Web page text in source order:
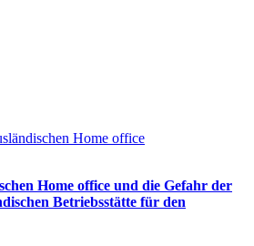
Home office und die Gefahr der
Betriebsstätte für den